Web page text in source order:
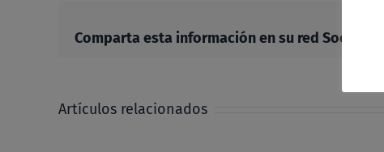
Comparta esta información en su red Social
Artículos relacionados